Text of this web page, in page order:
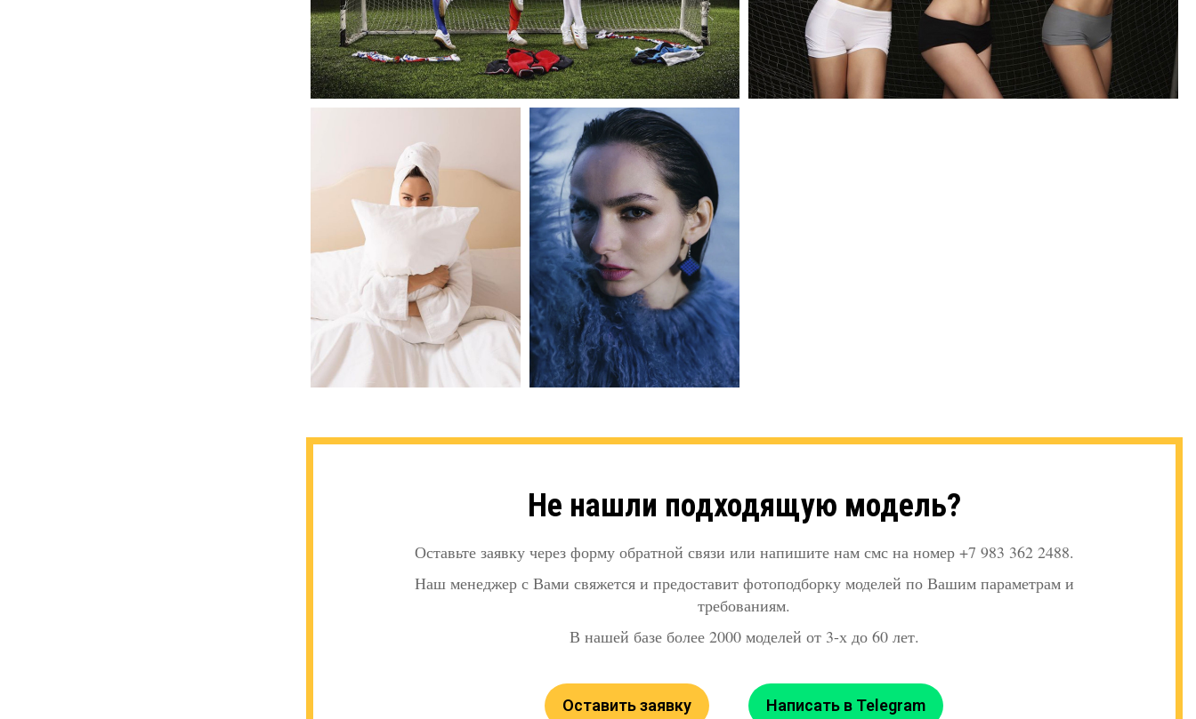
Не нашли подходящую модель?
Оставьте заявку через форму обратной связи или напишите нам смс на номер +7 983 362 2488.
Наш менеджер с Вами свяжется и предоставит фотоподборку моделей по Вашим параметрам и
требованиям.
В нашей базе более 2000 моделей от 3-х до 60 лет.
Оставить заявку Написать в Telegram